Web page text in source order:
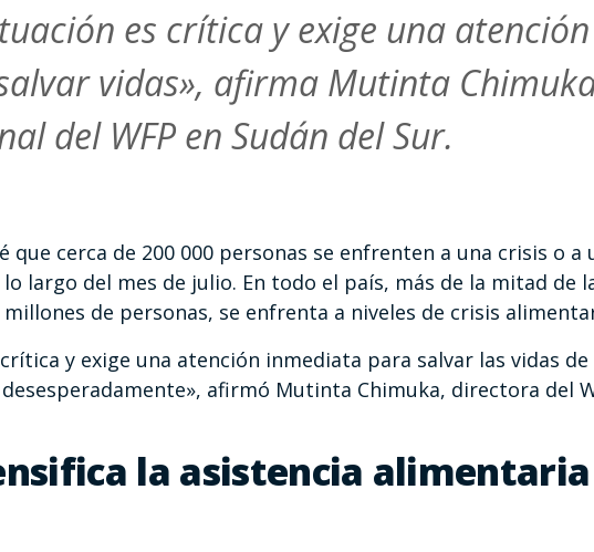
es crítica y exige una
vidas», afirma Mutinta
del WFP en Sudán del Sur.
que cerca de 200 000 personas se enfrenten a una crisis o
largo del mes de julio. En todo el país, más de la mitad de
millones de personas, se enfrenta a niveles de crisis
y exige una atención inmediata para salvar las vidas
afirmó Mutinta Chimuka, directora del
la asistencia alimentaria